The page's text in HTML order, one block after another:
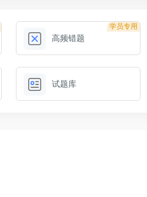
学员专用
高频错题
试题库